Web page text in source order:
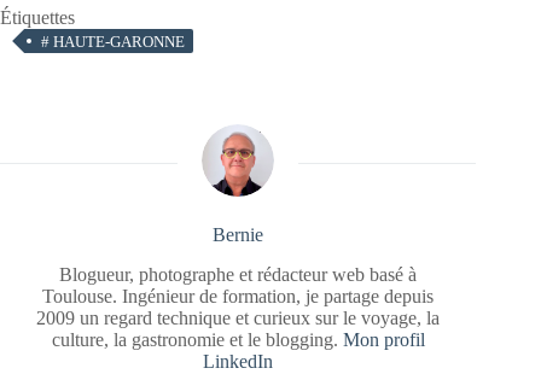
Étiquettes
# HAUTE-GARONNE
Bernie
Blogueur, photographe et rédacteur web basé à
Toulouse. Ingénieur de formation, je partage depuis
2009 un regard technique et curieux sur le voyage, la
culture, la gastronomie et le blogging. Mon profil
LinkedIn